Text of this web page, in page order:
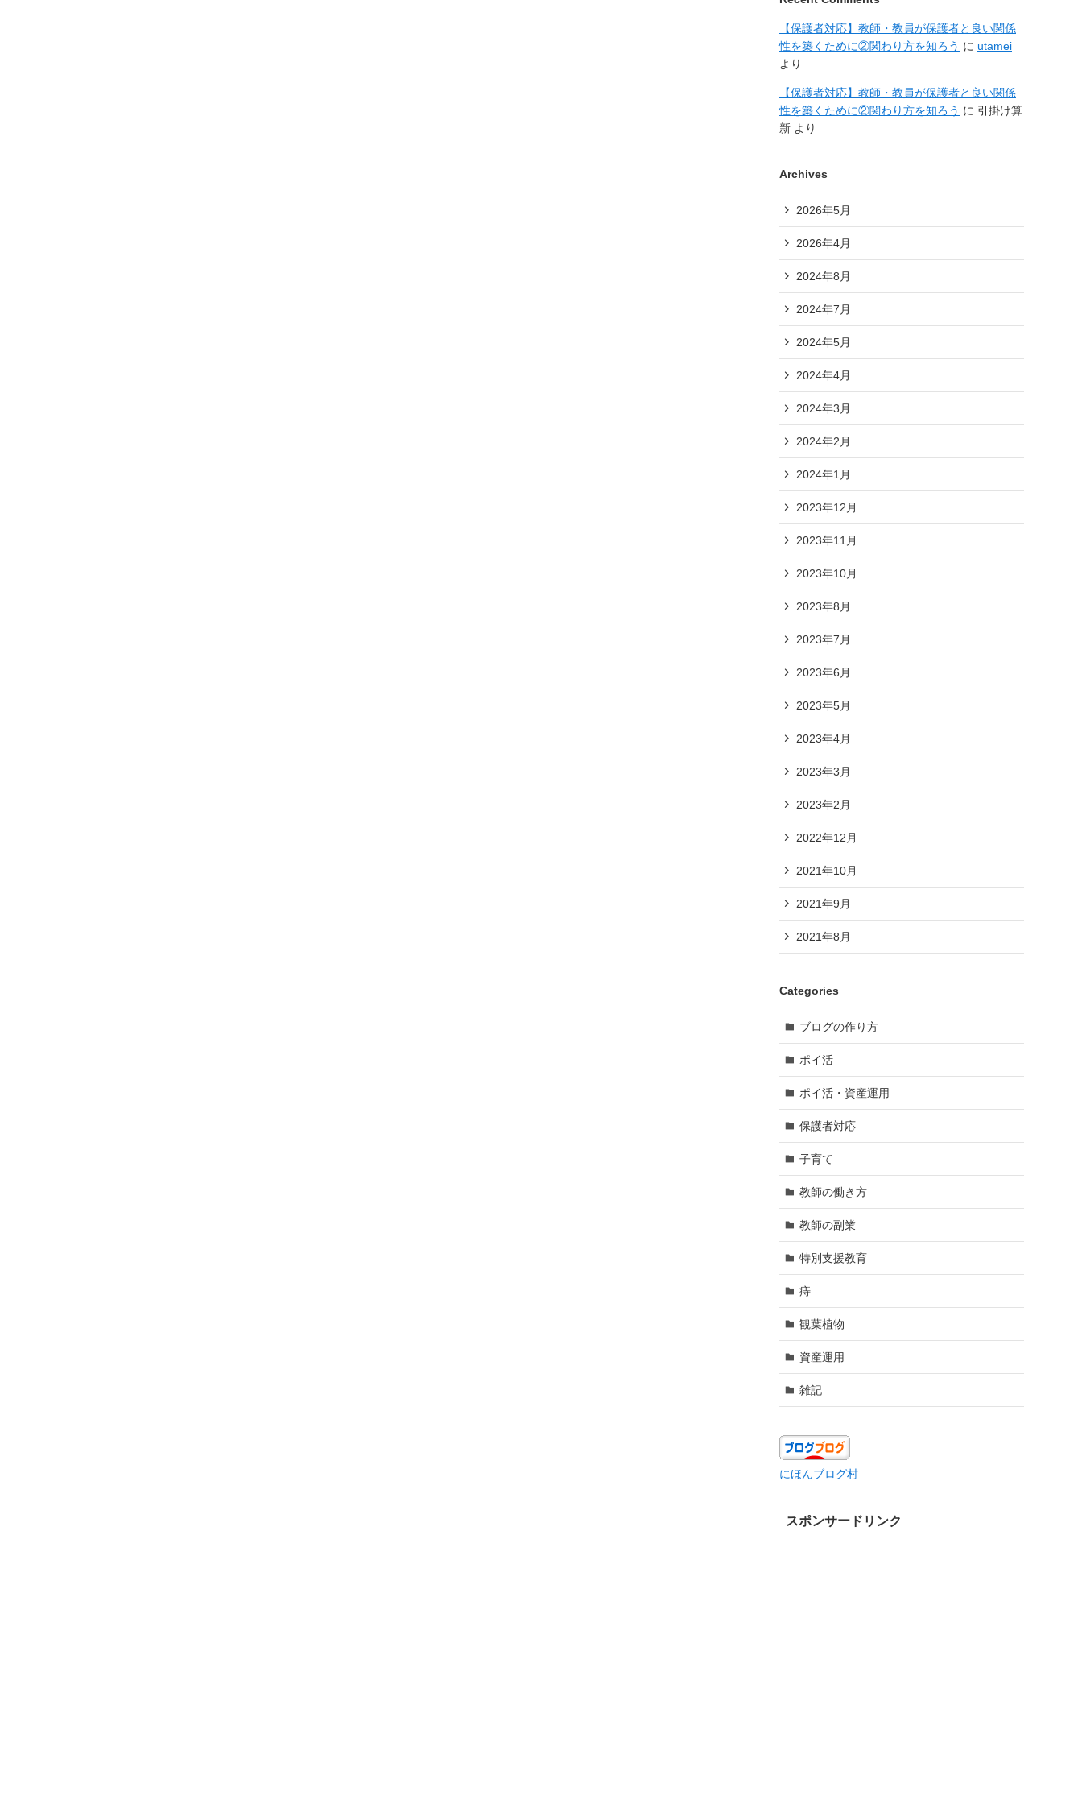
【保護者対応】教師・教員が保護者と良い関係
性を築くために②関わり方を知ろう に utamei
より
【保護者対応】教師・教員が保護者と良い関係
性を築くために②関わり方を知ろう に 引掛け算
新 より
Archives
2026年5月
2026年4月
2024年8月
2024年7月
2024年5月
2024年4月
2024年3月
2024年2月
2024年1月
2023年12月
2023年11月
2023年10月
2023年8月
2023年7月
2023年6月
2023年5月
2023年4月
2023年3月
2023年2月
2022年12月
2021年10月
2021年9月
2021年8月
Categories
ブログの作り方
ポイ活
ポイ活・資産運用
保護者対応
子育て
教師の働き方
教師の副業
特別支援教育
痔
観葉植物
資産運用
雑記
にほんブログ村
スポンサードリンク